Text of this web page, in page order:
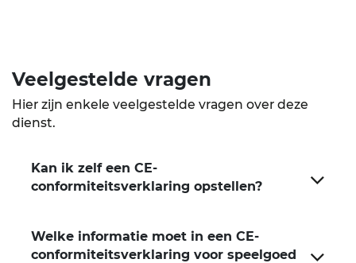
Veelgestelde vragen
Hier zijn enkele veelgestelde vragen over deze
dienst.
Kan ik zelf een CE-
conformiteitsverklaring opstellen?
Welke informatie moet in een CE-
conformiteitsverklaring voor speelgoed